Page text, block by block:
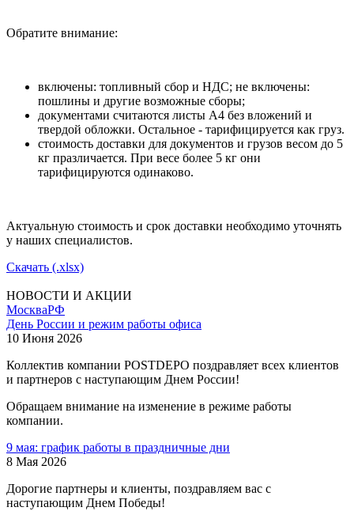
Обратите внимание:
включены: топливный сбор и НДС; не включены:
пошлины и другие возможные сборы;
документами считаются листы А4 без вложений и
твердой обложки. Остальное - тарифицируется как груз.
стоимость доставки для документов и грузов весом до 5
кг празличается. При весе более 5 кг они
тарифицируются одинаково.
Актуальную стоимость и срок доставки необходимо уточнять
у наших специалистов.
Скачать (.xlsx)
НОВОСТИ И АКЦИИ
МоскваРФ
День России и режим работы офиса
10 Июня 2026
Коллектив компании POSTDEPO поздравляет всех клиентов
и партнеров с наступающим Днем России!
Обращаем внимание на изменение в режиме работы
компании.
9 мая: график работы в праздничные дни
8 Мая 2026
Дорогие партнеры и клиенты, поздравляем вас с
наступающим Днем Победы!